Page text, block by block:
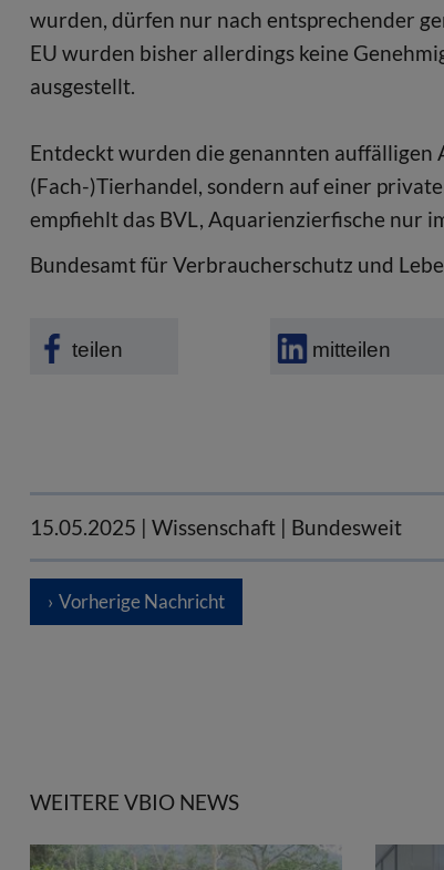
wurden, dürfen nur nach entsprechender
EU wurden bisher allerdings keine
ausgestellt.
Entdeckt wurden die genannten
(Fach-)Tierhandel, sondern auf einer
empfiehlt das BVL, Aquarienzierfische nur
Bundesamt für Verbraucherschutz und
teilen mitteilen
15.05.2025 | Wissenschaft | Bundesweit
Vorherige Nachricht
WEITERE VBIO NEWS